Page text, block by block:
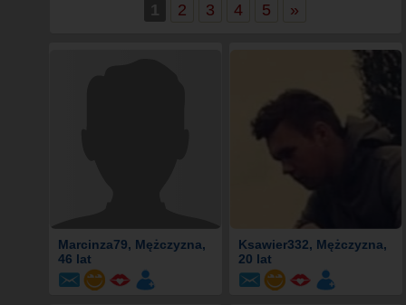
1 2 3 4 5 »
Marcinza79, Mężczyzna,
46 lat
Ksawier332, Mężczyzna,
20 lat